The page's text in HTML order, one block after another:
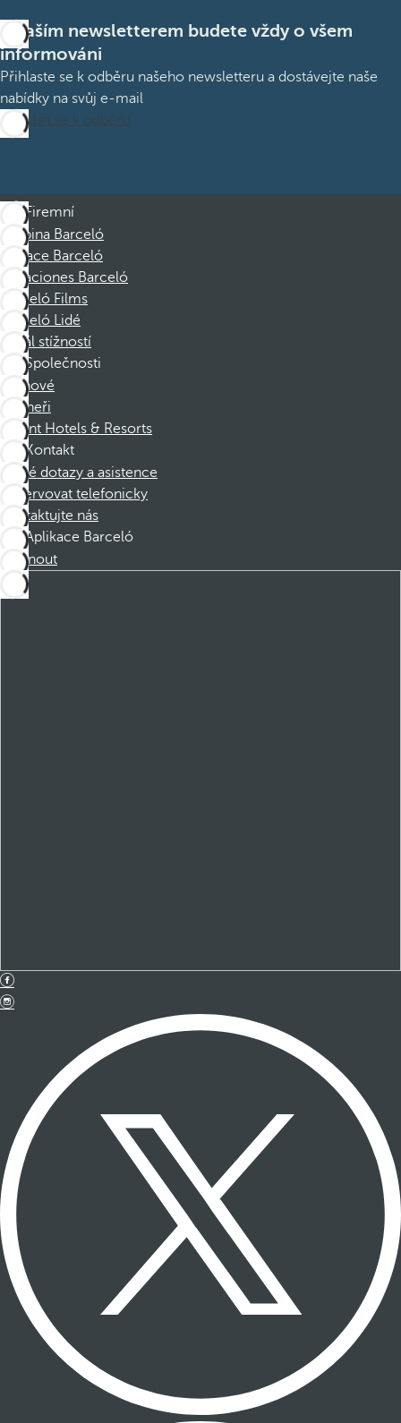
S naším newsletterem budete vždy o všem
informováni
Přihlaste se k odběru našeho newsletteru a dostávejte naše
nabídky na svůj e-mail
Přihlásit se k odběru
Firemní
Skupina Barceló
Nadace Barceló
Vacaciones Barceló
Barceló Films
Barceló Lidé
Kanál stížností
Společnosti
Členové
Partneři
Dorint Hotels & Resorts
Kontakt
Časté dotazy a asistence
Rezervovat telefonicky
Kontaktujte nás
Aplikace Barceló
Stáhnout